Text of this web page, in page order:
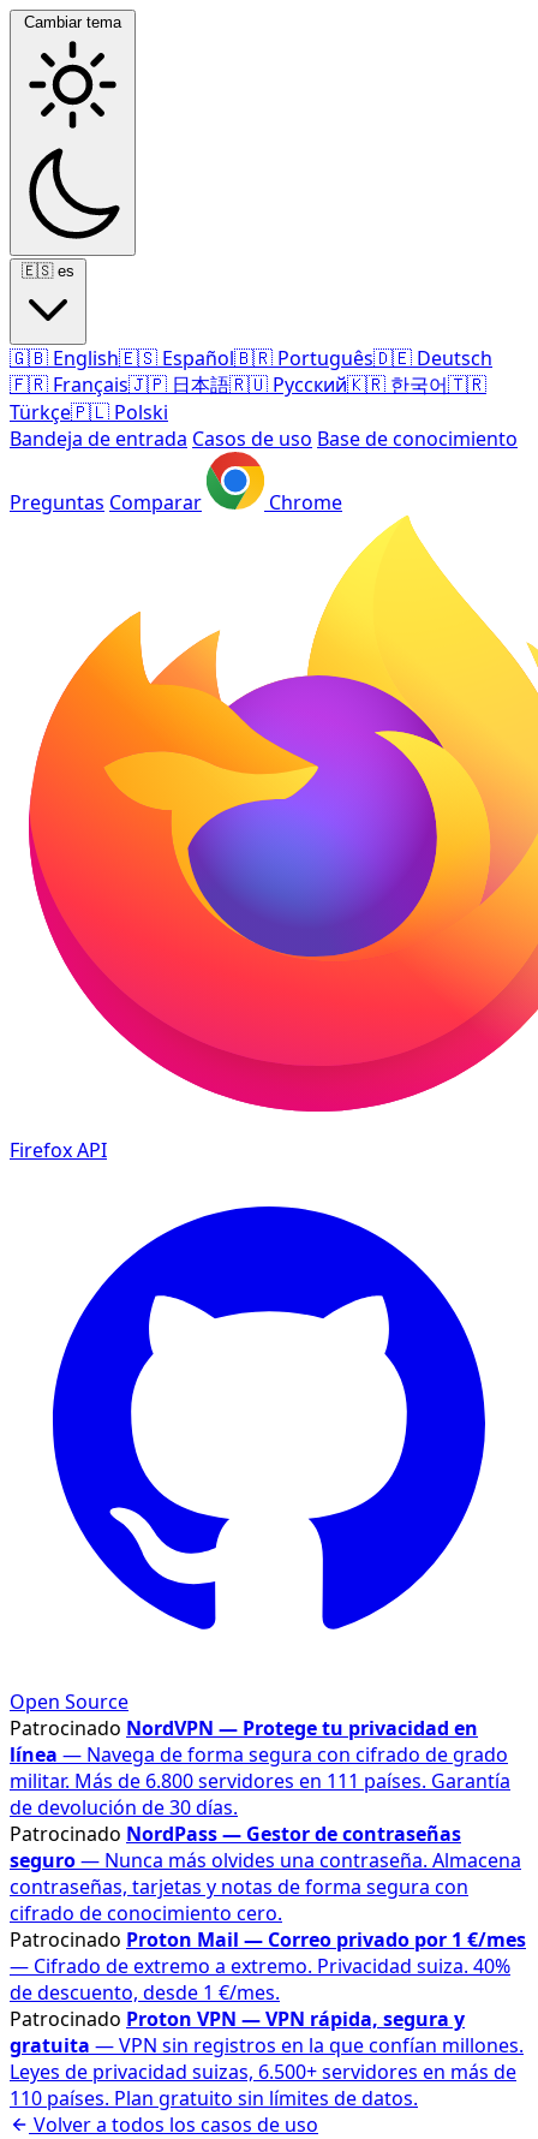
Cambiar tema
🇪🇸 es
🇬🇧 English🇪🇸 Español🇧🇷 Português🇩🇪 Deutsch
🇫🇷 Français🇯🇵 日本語🇷🇺 Русский🇰🇷 한국어🇹🇷
Türkçe🇵🇱 Polski
Bandeja de entrada Casos de uso Base de conocimiento
Preguntas Comparar Chrome
FirefoxAPI
Open Source
Patrocinado NordVPN — Protege tu privacidad en
línea — Navega de forma segura con cifrado de grado
militar. Más de 6.800 servidores en 111 países. Garantía
de devolución de 30 días.
Patrocinado NordPass — Gestor de contraseñas
seguro— Nunca más olvides una contraseña. Almacena
contraseñas, tarjetas y notas de forma segura con
cifrado de conocimiento cero.
Patrocinado Proton Mail — Correo privado por 1 €/mes
— Cifrado de extremo a extremo. Privacidad suiza. 40%
de descuento, desde 1 €/mes.
Patrocinado Proton VPN — VPN rápida, segura y
gratuita — VPN sin registros en la que confían millones.
Leyes de privacidad suizas, 6.500+ servidores en más de
110 países. Plan gratuito sin límites de datos.
Volver a todos los casos de uso